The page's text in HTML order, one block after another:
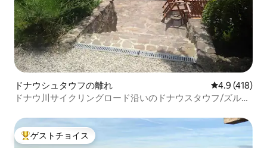
ドナウシュタウフの離れ レビュー418
4.9 (418)
ドナウ川サイクリングロード沿いのドナウスタウフ/ズルツ
大好評のゲストチョイスです。
ゲストチョイス